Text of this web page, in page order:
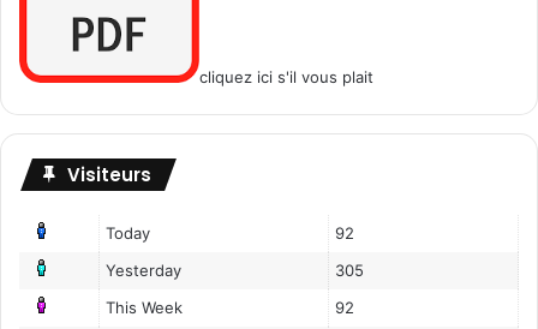
cliquez ici s'il vous plait
Visiteurs
Today
92
Yesterday
305
This Week
92